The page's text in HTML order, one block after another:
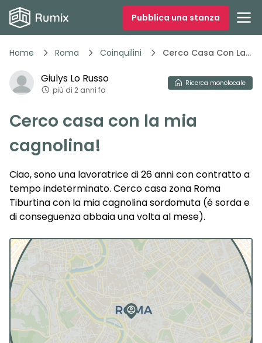
Pubblica una stanza
Home Roma Coinquilini Cerco Casa Con La Mia
Giulys Lo Russo
più di 2 anni fa
Ricerca monolocale
Cerco casa con la mia
cagnolina!
Ciao, sono una lavoratrice di 26 anni con contratto a
tempo indeterminato. Cerco casa zona Roma
Tiburtina con la mia cagnolina sordomuta (é sorda e
di conseguenza abbaia una volta al mese).